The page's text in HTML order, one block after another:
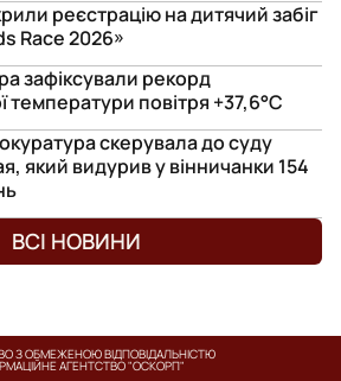
реєстрацію на дитячий забіг
Race 2026»
зафіксували рекорд
температури повітря +37,6°С
скерувала до суду
який видурив у вінничанки 154
ВСІ НОВИНИ
З ОБМЕЖЕНОЮ ВІДПОВІДАЛЬНІСТЮ
АГЕНТСТВО "ОСКОРП"